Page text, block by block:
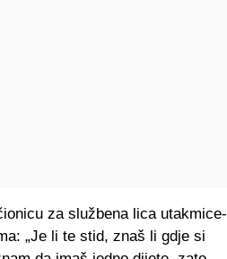
za službena lica utakmice-
„Je li te stid, znaš li gdje si